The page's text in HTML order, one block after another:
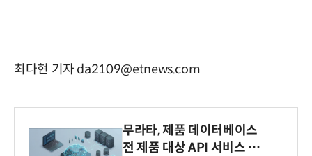
최다현 기자 da2109@etnews.com
무라타, 제품 데이터베이스
전 제품 대상 API 서비스 제